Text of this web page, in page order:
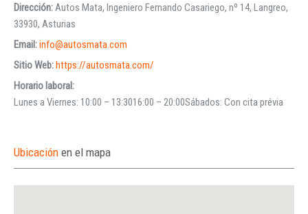
Dirección: Autos Mata, Ingeniero Fernando Casariego, nº 14, Langreo,
33930, Asturias
Email:info@autosmata.com
Sitio Web:https://autosmata.com/
Horario laboral:
Lunes a Viernes: 10:00 – 13:3016:00 – 20:00Sábados: Con cita prévia
Ubicación en el mapa